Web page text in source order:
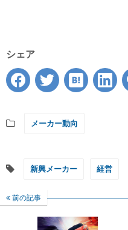
シェア
メーカー動向
新興メーカー 経営
前の記事